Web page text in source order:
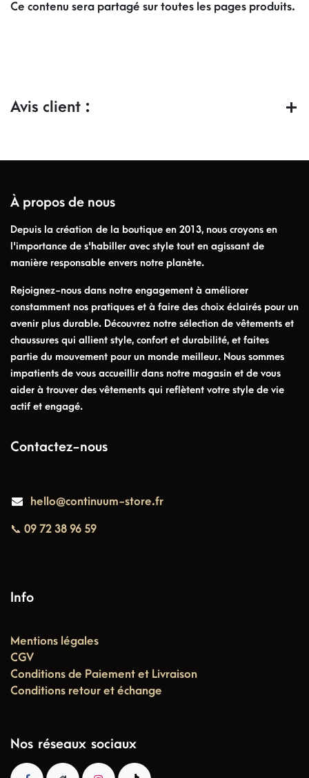
Ce contenu sera partagé sur toutes les pages produits.
Avis client :
À propos de nous
Depuis la création de la boutique en 2013, nous croyons en
l'importance de s'habiller avec style tout en agissant de
manière responsable envers notre planète.
Rejoignez-nous dans notre engagement à améliorer
constamment nos pratiques et à faire des choix éclairés pour un
avenir plus durable. Découvrez notre sélection de vêtements et
chaussures qui allient style, confort et durabilité, et faites
partie du mouvement pour un monde meilleur. Nous sommes
impatients de vous accueillir dans notre magasin et de vous
aider à trouver des vêtements qui reflètent votre style de vie
actif et engagé.
Contactez-nous
hello@continuum-store.fr
📞 09 72 38 96 59
Info
Mentions légales
CGV
Conditions de Paiement et Livraison
Conditions retour et échange
Nos réseaux sociaux